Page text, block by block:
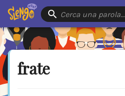
Cerca una parola…
frate